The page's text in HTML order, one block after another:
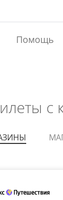
Помощь
с